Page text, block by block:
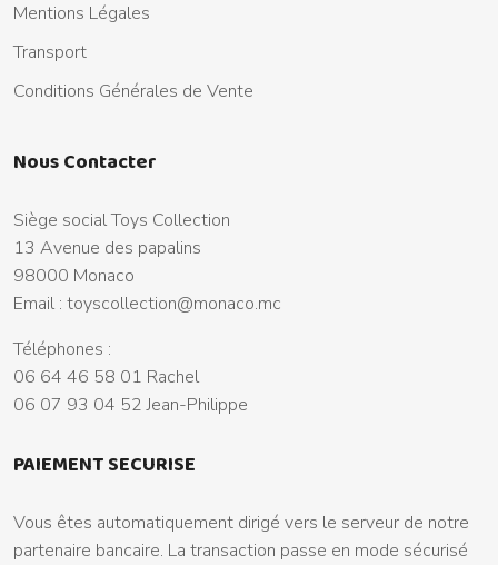
Mentions Légales
Transport
Conditions Générales de Vente
Nous Contacter
Siège social Toys Collection
13 Avenue des papalins
98000 Monaco
Email : toyscollection@monaco.mc
Téléphones :
06 64 46 58 01 Rachel
06 07 93 04 52 Jean-Philippe
PAIEMENT SECURISE
Vous êtes automatiquement dirigé vers le serveur de notre
partenaire bancaire. La transaction passe en mode sécurisé